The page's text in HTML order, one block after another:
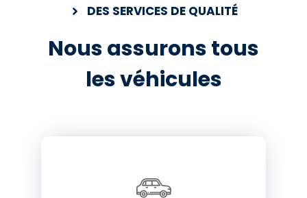
DES SERVICES DE QUALITÉ
Nous assurons tous
les véhicules